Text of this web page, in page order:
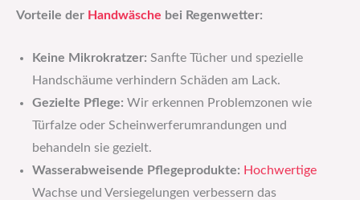
Vorteile der Handwäsche bei Regenwetter:
Keine Mikrokratzer: Sanfte Tücher und spezielle
Handschäume verhindern Schäden am Lack.
Gezielte Pflege: Wir erkennen Problemzonen wie
Türfalze oder Scheinwerferumrandungen und
behandeln sie gezielt.
Wasserabweisende Pflegeprodukte: Hochwertige
Wachse und Versiegelungen verbessern das